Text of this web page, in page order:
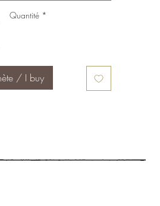
Quantité *
/ I buy